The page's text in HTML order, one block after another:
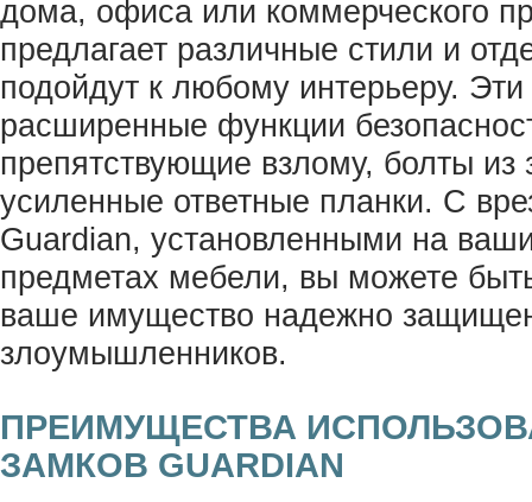
дома, офиса или коммерческого
предлагает различные стили и
подойдут к любому интерьеру.
расширенные функции
препятствующие взлому, болты из
усиленные ответные планки. С
Guardian, установленными на
предметах мебели, вы можете
ваше имущество надежно
злоумышленников.
ПРЕИМУЩЕСТВА
ЗАМКОВ GUARDIAN